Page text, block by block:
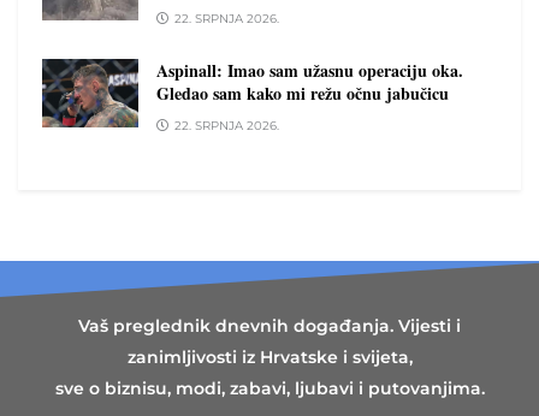
22. SRPNJA 2026.
Aspinall: Imao sam užasnu operaciju oka.
Gledao sam kako mi režu očnu jabučicu
22. SRPNJA 2026.
Vaš preglednik dnevnih događanja. Vijesti i
zanimljivosti iz Hrvatske i svijeta,
sve o biznisu, modi, zabavi, ljubavi i putovanjima.